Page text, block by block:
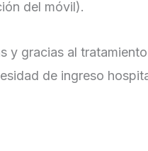
del móvil).
y gracias al
de ingreso